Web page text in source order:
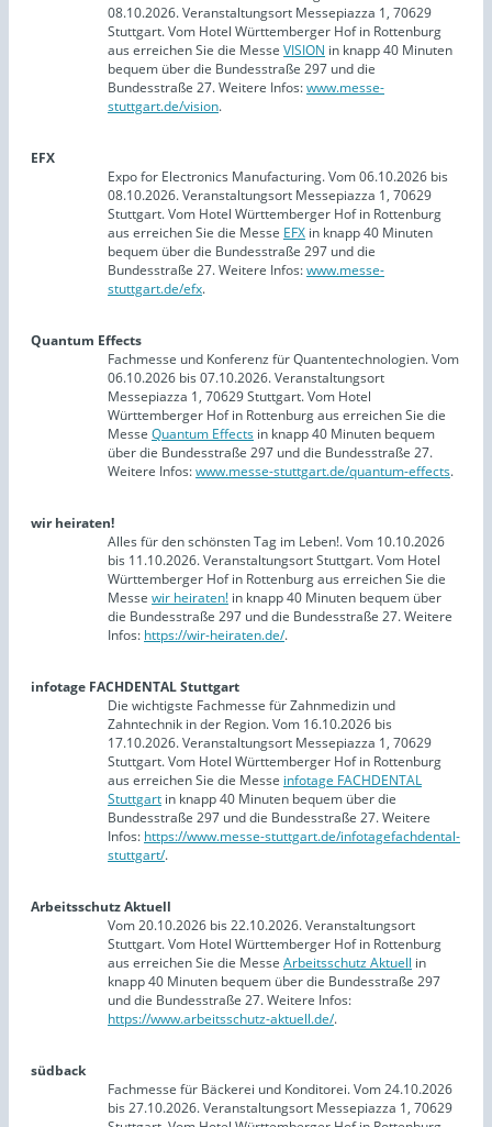
08.10.2026. Veranstaltungsort Messepiazza 1, 70629
Stuttgart. Vom Hotel Württemberger Hof in Rottenburg
aus erreichen Sie die Messe VISION in knapp 40 Minuten
bequem über die Bundesstraße 297 und die
Bundesstraße 27. Weitere Infos:www.messe-
stuttgart.de/vision.
EFX
Expo for Electronics Manufacturing. Vom 06.10.2026 bis
08.10.2026. Veranstaltungsort Messepiazza 1, 70629
Stuttgart. Vom Hotel Württemberger Hof in Rottenburg
aus erreichen Sie die Messe EFX in knapp 40 Minuten
bequem über die Bundesstraße 297 und die
Bundesstraße 27. Weitere Infos:www.messe-
stuttgart.de/efx.
Quantum Effects
Fachmesse und Konferenz für Quantentechnologien. Vom
06.10.2026 bis 07.10.2026. Veranstaltungsort
Messepiazza 1, 70629 Stuttgart. Vom Hotel
Württemberger Hof in Rottenburg aus erreichen Sie die
Messe Quantum Effects in knapp 40 Minuten bequem
über die Bundesstraße 297 und die Bundesstraße 27.
Weitere Infos:www.messe-stuttgart.de/quantum-effects.
wir heiraten!
Alles für den schönsten Tag im Leben!. Vom 10.10.2026
bis 11.10.2026. Veranstaltungsort Stuttgart. Vom Hotel
Württemberger Hof in Rottenburg aus erreichen Sie die
Messe wir heiraten! in knapp 40 Minuten bequem über
die Bundesstraße 297 und die Bundesstraße 27. Weitere
Infos: https://wir-heiraten.de/.
infotage FACHDENTAL Stuttgart
Die wichtigste Fachmesse für Zahnmedizin und
Zahntechnik in der Region. Vom 16.10.2026 bis
17.10.2026. Veranstaltungsort Messepiazza 1, 70629
Stuttgart. Vom Hotel Württemberger Hof in Rottenburg
aus erreichen Sie die Messe infotage FACHDENTAL
Stuttgart in knapp 40 Minuten bequem über die
Bundesstraße 297 und die Bundesstraße 27. Weitere
Infos: https://www.messe-stuttgart.de/infotagefachdental-
stuttgart/.
Arbeitsschutz Aktuell
Vom 20.10.2026 bis 22.10.2026. Veranstaltungsort
Stuttgart. Vom Hotel Württemberger Hof in Rottenburg
aus erreichen Sie die Messe Arbeitsschutz Aktuell in
knapp 40 Minuten bequem über die Bundesstraße 297
und die Bundesstraße 27. Weitere Infos:
https://www.arbeitsschutz-aktuell.de/.
südback
Fachmesse für Bäckerei und Konditorei. Vom 24.10.2026
bis 27.10.2026. Veranstaltungsort Messepiazza 1, 70629